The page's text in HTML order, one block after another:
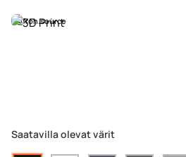
@froh.source
Saatavilla olevat värit